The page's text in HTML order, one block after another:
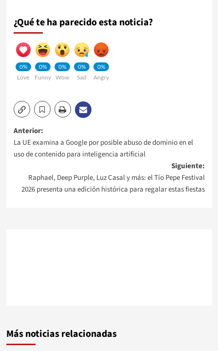
¿Qué te ha parecido esta noticia?
0%
Love
0%
Funny
0%
Wow
0%
Sad
0%
Angry
Navegación
de
entradas
Anterior:
La UE examina a Google por posible abuso de dominio en el
uso de contenido para inteligencia artificial
Siguiente:
Raphael, Deep Purple, Luz Casal y más: el Tío Pepe Festival
2026 presenta una edición histórica para regalar estas fiestas
Más noticias relacionadas